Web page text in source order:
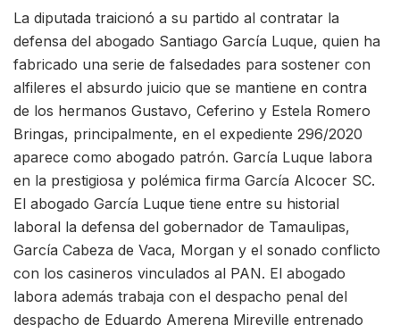
La diputada traicionó a su partido al contratar la
defensa del abogado Santiago García Luque, quien ha
fabricado una serie de falsedades para sostener con
alfileres el absurdo juicio que se mantiene en contra
de los hermanos Gustavo, Ceferino y Estela Romero
Bringas, principalmente, en el expediente 296/2020
aparece como abogado patrón. García Luque labora
en la prestigiosa y polémica firma García Alcocer SC.
El abogado García Luque tiene entre su historial
laboral la defensa del gobernador de Tamaulipas,
García Cabeza de Vaca, Morgan y el sonado conflicto
con los casineros vinculados al PAN. El abogado
labora además trabaja con el despacho penal del
despacho de Eduardo Amerena Mireville entrenado